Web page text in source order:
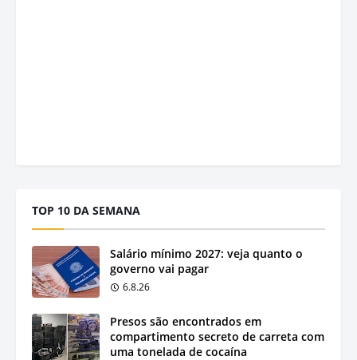
TOP 10 DA SEMANA
Salário mínimo 2027: veja quanto o
governo vai pagar
6.8.26
Presos são encontrados em
compartimento secreto de carreta com
uma tonelada de cocaína